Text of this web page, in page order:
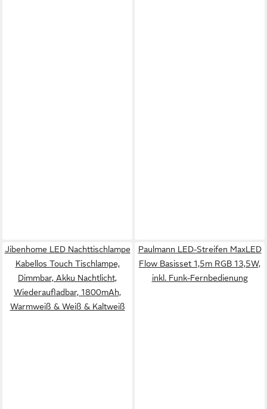
Jibenhome LED Nachttischlampe
Kabellos Touch Tischlampe,
Dimmbar, Akku Nachtlicht,
Wiederaufladbar, 1800mAh,
Warmweiß & Weiß & Kaltweiß
Paulmann LED-Streifen MaxLED
Flow Basisset 1,5m RGB 13,5W,
inkl. Funk-Fernbedienung